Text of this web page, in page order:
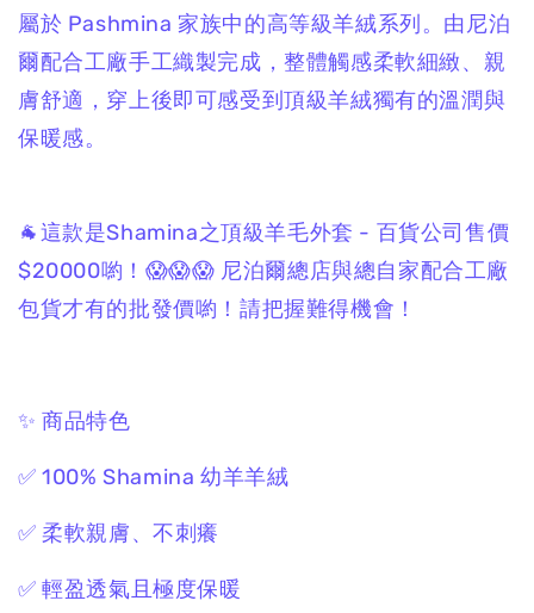
屬於 Pashmina 家族中的高等級羊絨系列。由尼泊
爾配合工廠手工織製完成，整體觸感柔軟細緻、親
膚舒適，穿上後即可感受到頂級羊絨獨有的溫潤與
保暖感。
🐐這款是Shamina之頂級羊毛外套 - 百貨公司售價
$20000喲！😱😱😱 尼泊爾總店與總自家配合工廠
包貨才有的批發價喲！請把握難得機會！
✨ 商品特色
✅ 100% Shamina 幼羊羊絨
✅ 柔軟親膚、不刺癢
✅ 輕盈透氣且極度保暖